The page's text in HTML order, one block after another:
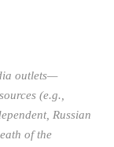
outlets—
(e.g.,
Russian
of the